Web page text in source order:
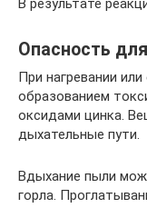
В результате
Опасность
При нагревании
образованием
оксидами цинка.
дыхательные пути.
Вдыхание пыли
горла.